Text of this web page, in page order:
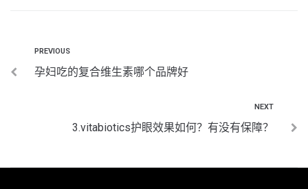
PREVIOUS
孕妇吃的复合维生素哪个品牌好
NEXT
3.vitabiotics护眼效果如何？有没有保障？